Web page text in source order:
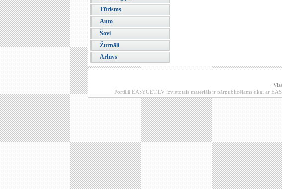
Tūrisms
Auto
Šovi
Žurnāli
Arhīvs
Portālā EASYGET.LV izvietotais materiāls ir pārpublicējams tikai ar